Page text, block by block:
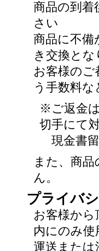
商品の到着
さい
商品に不備
き交換と
お客様のご
う手数料
※ご返金
切手にて
現金書
また、商
ん。
プライバ
お客様か
内にのみ
運送または